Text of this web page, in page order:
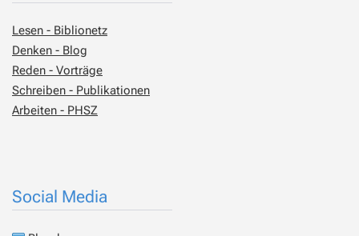
Lesen - Biblionetz
Denken - Blog
Reden - Vorträge
Schreiben - Publikationen
Arbeiten - PHSZ
Social Media